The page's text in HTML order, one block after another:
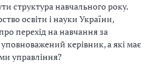
структура навчального року.
освіти і науки України,
перехід на навчання за
керівник, а які має
управління?